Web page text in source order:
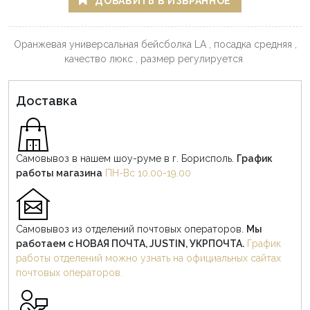
Оранжевая универсальная бейсболка LA , посадка средняя ,
качество люкс , размер регулируется
Доставка
Самовывоз в нашем шоу-руме в г. Борисполь. График
работы магазина ПН-Вс 10.00-19.00
Самовывоз из отделений почтовых операторов. Мы
работаем с НОВАЯ ПОЧТА, JUSTIN, УКРПОЧТА. График
работы отделений можно узнать на официальных сайтах
почтовых операторов.